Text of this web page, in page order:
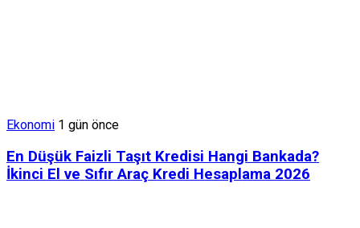
Ekonomi 1 gün önce
En Düşük Faizli Taşıt Kredisi Hangi Bankada?
İkinci El ve Sıfır Araç Kredi Hesaplama 2026